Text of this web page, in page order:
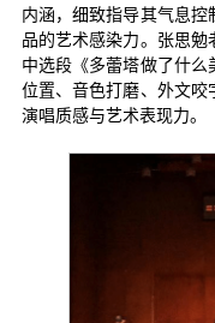
内涵，细致指导其气息
品的艺术感染力。张思勉
中选段《多蕾塔做了什
位置、音色打磨、外文咬
演唱质感与艺术表现力。